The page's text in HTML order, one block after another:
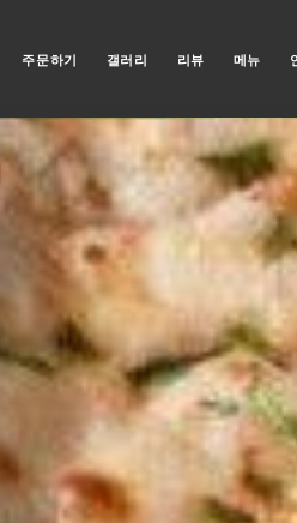
주문하기 갤러리 리뷰 메뉴